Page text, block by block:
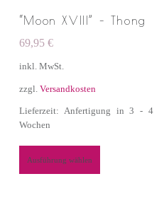
“Moon XVIII” – Thong
69,95 €
inkl. MwSt.
zzgl. Versandkosten
Lieferzeit: Anfertigung in 3 - 4
Wochen
Ausführung wählen